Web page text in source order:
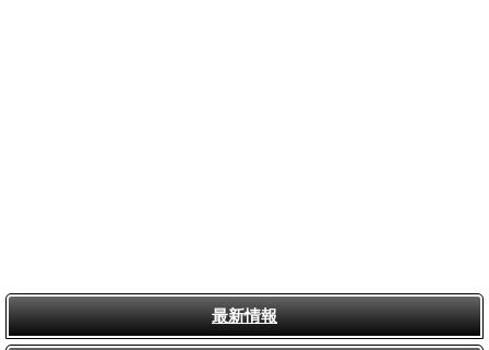
最新情報